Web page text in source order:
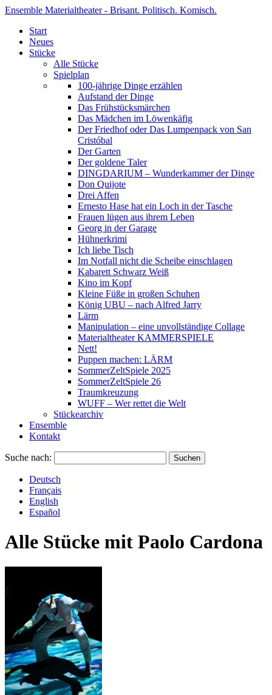
Ensemble Materialtheater - Brisant. Politisch. Komisch.
Start
Neues
Stücke
Alle Stücke
Spielplan
100-jährige Dinge erzählen
Aufstand der Dinge
Das Frühstücksmärchen
Das Mädchen im Löwenkäfig
Der Friedhof oder Das Lumpenpack von San
Cristóbal
Der Garten
Der goldene Taler
DINGDARIUM – Wunderkammer der Dinge
Don Quijote
Drei Affen
Ernesto Hase hat ein Loch in der Tasche
Frauen lügen aus ihrem Leben
Georg in der Garage
Hühnerkrimi
Ich liebe Tisch
Im Notfall nicht die Scheibe einschlagen
Kabarett Schwarz Weiß
Kino im Kopf
Kleine Füße in großen Schuhen
König UBU – nach Alfred Jarry
Lärm
Manipulation – eine unvollständige Collage
Materialtheater KAMMERSPIELE
Nett!
Puppen machen: LÄRM
SommerZeltSpiele 2025
SommerZeltSpiele 26
Traumkreuzung
WUFF – Wer rettet die Welt
Stückearchiv
Ensemble
Kontakt
Suche nach:
Deutsch
Français
English
Español
Alle Stücke mit Paolo Cardona